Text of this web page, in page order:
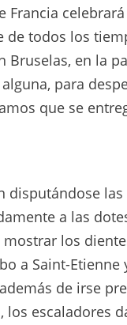
todos los
en la
para
que se
a las
los
a Saint-Etienne
de irse
escaladores